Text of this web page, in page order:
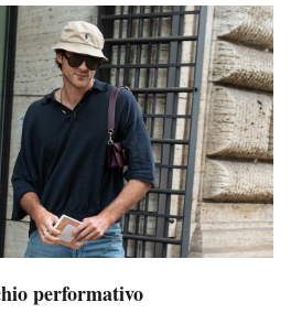
performativo